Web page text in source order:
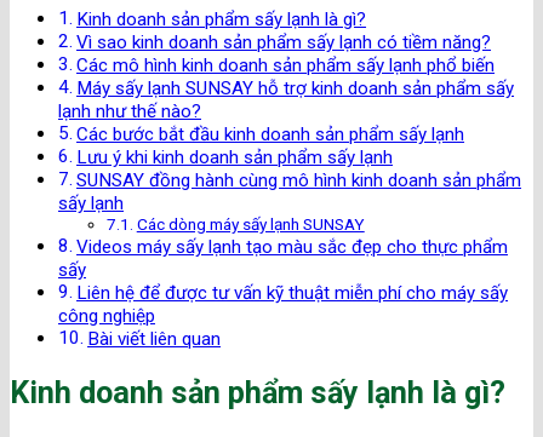
Kinh doanh sản phẩm sấy lạnh là gì?
Vì sao kinh doanh sản phẩm sấy lạnh có tiềm năng?
Các mô hình kinh doanh sản phẩm sấy lạnh phổ biến
Máy sấy lạnh SUNSAY hỗ trợ kinh doanh sản phẩm sấy
lạnh như thế nào?
Các bước bắt đầu kinh doanh sản phẩm sấy lạnh
Lưu ý khi kinh doanh sản phẩm sấy lạnh
SUNSAY đồng hành cùng mô hình kinh doanh sản phẩm
sấy lạnh
Các dòng máy sấy lạnh SUNSAY
Videos máy sấy lạnh tạo màu sắc đẹp cho thực phẩm
sấy
Liên hệ để được tư vấn kỹ thuật miễn phí cho máy sấy
công nghiệp
Bài viết liên quan
Kinh doanh sản phẩm sấy lạnh là gì?